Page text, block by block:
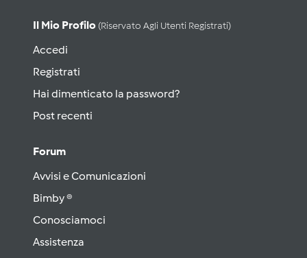
Il Mio Profilo (riservato Agli Utenti Registrati)
Accedi
Registrati
Hai dimenticato la password?
Post recenti
Forum
Avvisi e Comunicazioni
Bimby ®
Conosciamoci
Assistenza